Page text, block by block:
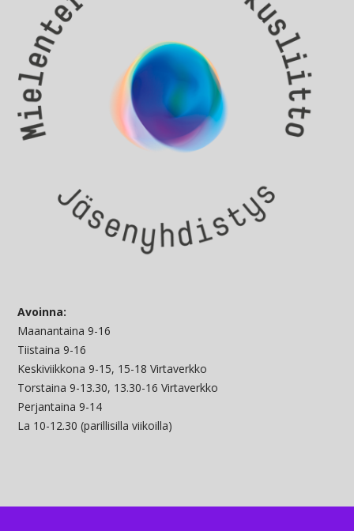
Avoinna:
Maanantaina 9-16
Tiistaina 9-16
Keskiviikkona 9-15, 15-18 Virtaverkko
Torstaina 9-13.30, 13.30-16 Virtaverkko
Perjantaina 9-14
La 10-12.30 (parillisilla viikoilla)